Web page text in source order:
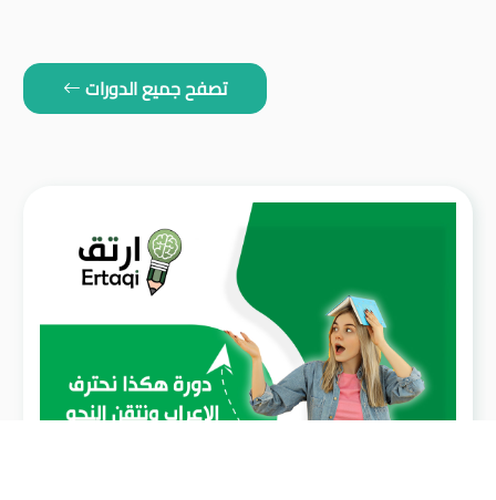
تصفح جميع الدورات